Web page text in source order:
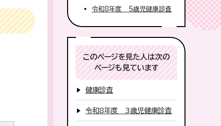
令和8年度 5歳児健康診査
このページを見た人は次の
ページも見ています
健康診査
令和8年度 3歳児健康診査